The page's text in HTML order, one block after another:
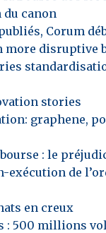
du canon
Corum
more disruptive
stories
graphene,
: le
exécution de
en creux
: 500 millions